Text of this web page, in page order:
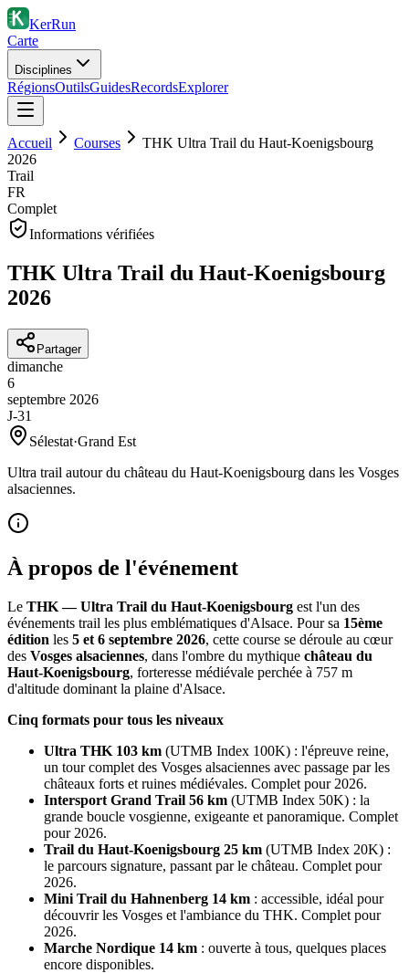
KerRun
Carte
Disciplines
RégionsOutilsGuidesRecordsExplorer
Accueil Courses
THK Ultra Trail du Haut-Koenigsbourg
2026
Trail
FR
Complet
Informations vérifiées
THK Ultra Trail du Haut-Koenigsbourg
2026
Partager
dimanche
6
septembre 2026
J-31
Sélestat·Grand Est
Ultra trail autour du château du Haut-Koenigsbourg dans les Vosges
alsaciennes.
À propos de l'événement
Le THK — Ultra Trail du Haut-Koenigsbourg est l'un des
événements trail les plus emblématiques d'Alsace. Pour sa 15ème
édition les 5 et 6 septembre 2026, cette course se déroule au cœur
des Vosges alsaciennes, dans l'ombre du mythique château du
Haut-Koenigsbourg, forteresse médiévale perchée à 757 m
d'altitude dominant la plaine d'Alsace.
Cinq formats pour tous les niveaux
Ultra THK 103 km (UTMB Index 100K) : l'épreuve reine,
un tour complet des Vosges alsaciennes avec passage par les
châteaux forts et ruines médiévales. Complet pour 2026.
Intersport Grand Trail 56 km (UTMB Index 50K) : la
grande boucle vosgienne, exigeante et panoramique. Complet
pour 2026.
Trail du Haut-Koenigsbourg 25 km (UTMB Index 20K) :
le parcours signature, passant par le château. Complet pour
2026.
Mini Trail du Hahnenberg 14 km : accessible, idéal pour
découvrir les Vosges et l'ambiance du THK. Complet pour
2026.
Marche Nordique 14 km : ouverte à tous, quelques places
encore disponibles.